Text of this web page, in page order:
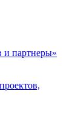
и партнеры»